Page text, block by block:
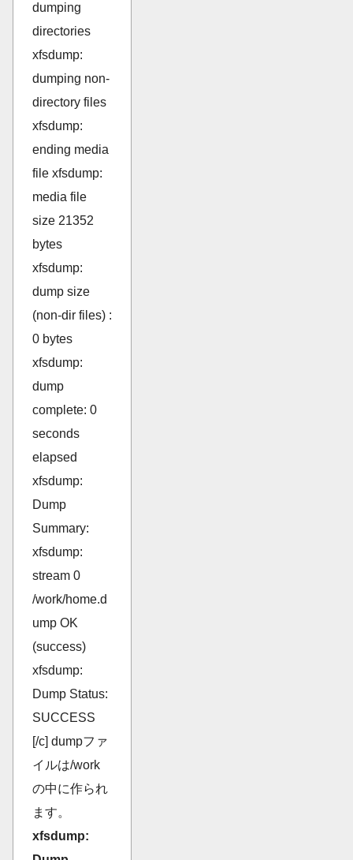
dumping
directories
xfsdump:
dumping non-
directory files
xfsdump:
ending media
file xfsdump:
media file
size 21352
bytes
xfsdump:
dump size
(non-dir files) :
0 bytes
xfsdump:
dump
complete: 0
seconds
elapsed
xfsdump:
Dump
Summary:
xfsdump:
stream 0
/work/home.d
ump OK
(success)
xfsdump:
Dump Status:
SUCCESS
[/c] dumpファ
イルは/work
の中に作られ
ます。
xfsdump: